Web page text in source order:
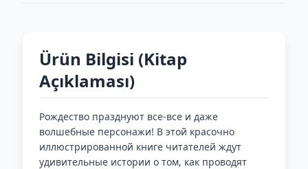
Ürün Bilgisi (Kitap
Açıklaması)
Рождество празднуют все-все и даже
волшебные персонажи! В этой красочно
иллюстрированной книге читателей ждут
удивительные истории о том, как проводят